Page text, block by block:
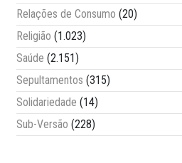
Relações de Consumo (20)
Religião (1.023)
Saúde (2.151)
Sepultamentos (315)
Solidariedade (14)
Sub-Versão (228)